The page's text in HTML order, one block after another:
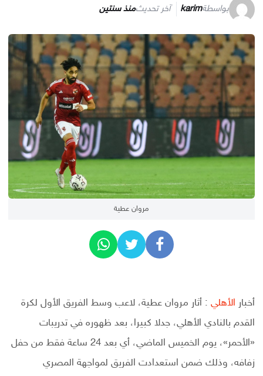
بواسطةkarim آخر تحديثمنذ سنتين
مروان عطية
أخبار الأهلي : أثار مروان عطية، لاعب وسط الفريق الأول لكرة
القدم بالنادي الأهلي، جدلا كبيرا، بعد ظهوره في تدريبات
«الأحمر»، يوم الخميس الماضي، أي بعد 24 ساعة فقط من حفل
زفافه، وذلك ضمن استعدادت الفريق لمواجهة المصري